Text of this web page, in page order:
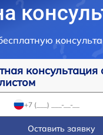
консультация
Оставить заявку